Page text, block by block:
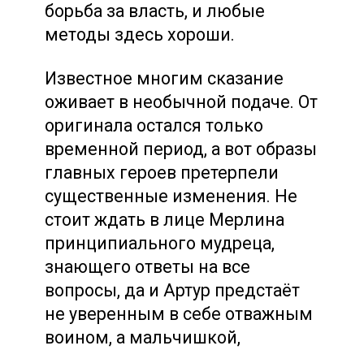
борьба за власть, и любые
методы здесь хороши.
Известное многим сказание
оживает в необычной подаче. От
оригинала остался только
временной период, а вот образы
главных героев претерпели
существенные изменения. Не
стоит ждать в лице Мерлина
принципиального мудреца,
знающего ответы на все
вопросы, да и Артур предстаёт
не уверенным в себе отважным
воином, а мальчишкой,